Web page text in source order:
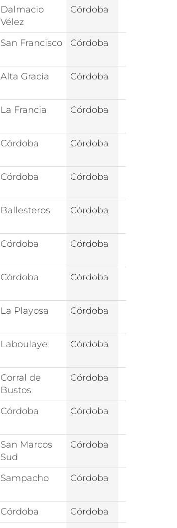
Dalmacio
Vélez
Córdoba
San Francisco Córdoba
Alta Gracia Córdoba
La Francia Córdoba
Córdoba Córdoba
Córdoba Córdoba
Ballesteros Córdoba
Córdoba Córdoba
Córdoba Córdoba
La Playosa Córdoba
Laboulaye Córdoba
Corral de
Bustos
Córdoba
Córdoba Córdoba
San Marcos
Sud
Córdoba
Sampacho Córdoba
Córdoba
Córdoba